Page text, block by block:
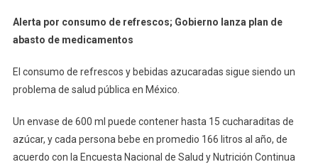
Por
Refrescos;
Plan
De
Abasto
Alerta por consumo de refrescos; Gobierno lanza plan de
abasto de medicamentos
El consumo de refrescos y bebidas azucaradas sigue siendo un
problema de salud pública en México.
Un envase de 600 ml puede contener hasta 15 cucharaditas de
azúcar, y cada persona bebe en promedio 166 litros al año, de
acuerdo con la Encuesta Nacional de Salud y Nutrición Continua